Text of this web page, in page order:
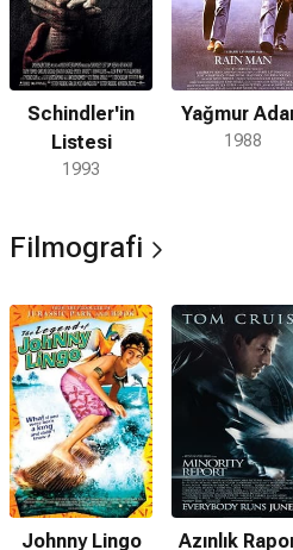
Schindler'in
Listesi
1993
Yağmur
1988
Filmografi
Johnny Lingo
Azınlık